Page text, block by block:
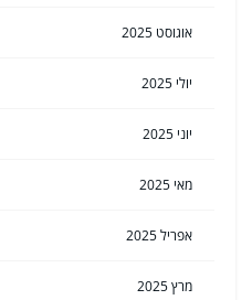
אוגוסט 2025
יולי 2025
יוני 2025
מאי 2025
אפריל 2025
מרץ 2025